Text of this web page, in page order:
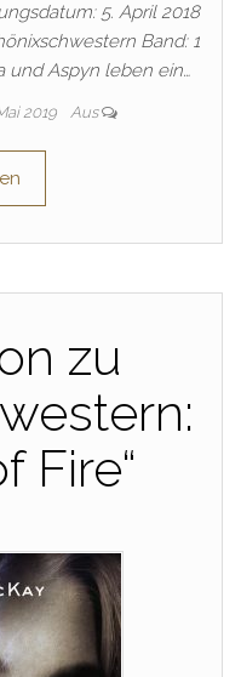
5. April 2018
Band: 1
Aspyn leben ein…
2019 Aus
zu
Fire“